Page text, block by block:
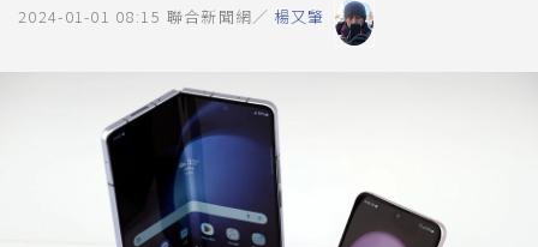
2024-01-01 08:15 聯合新聞網／ 楊又肇